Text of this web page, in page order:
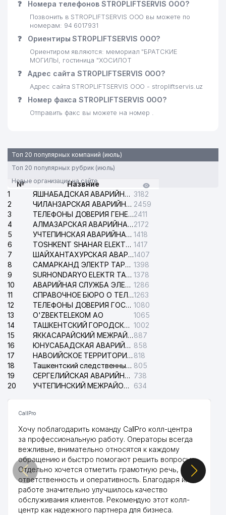
❓ Номера телефонов STROPLIFTSERVIS ООО?
Позвонить в STROPLIFTSERVIS ООО вы можете по
номерам: 94 6017931
❓ Ориентиры STROPLIFTSERVIS ООО?
Ориентиром являются: мемориал "БРАТСКИЕ
МОГИЛЫ, гостиница "ХОСИЛОТ
❓ Адрес сайта STROPLIFTSERVIS ООО?
Адрес сайта STROPLIFTSERVIS ООО - stropliftservis.uz
❓ Номер факса STROPLIFTSERVIS ООО?
Отправить факс вы можете на номер .
Топ 20 популярных компаний (июль)
Топ 20 популярных рубрик (июль)
Новые организации на сайте
№
Назвние
1
ЯШНАБАДСКАЯ АВАРИЙНАЯ СЛУЖБА ЭЛЕКТРОСЕТИ 3182
2
ЧИЛАНЗАРСКАЯ АВАРИЙНАЯ СЛУЖБА ЭЛЕКТРОСЕТИ 2459
3
ТЕЛЕФОНЫ ДОВЕРИЯ ГЕНЕРАЛЬНОЙ ПРОКУРАТУРЫ РЕСПУБЛИКИ УЗБЕКИСТАН2411
4
АЛМАЗАРСКАЯ АВАРИЙНАЯ СЛУЖБА ЭЛЕКТРОСЕТИ2172
5
УЧТЕПИНСКАЯ АВАРИЙНАЯ СЛУЖБА ЭЛЕКТРОСЕТИ 1418
6
TOSHKENT SHAHAR ELEKTR TARMOQLARI KORXONASI АО 1417
7
ШАЙХАНТАХУРСКАЯ АВАРИЙНАЯ СЛУЖБА ЭЛЕКТРОСЕТИ1407
8
САМАРКАНД ЭЛЕКТР ТАРМОКЛАРИ АО 1398
9
SURHONDARYO ELEKTR TARMOKLARI АО 1378
10
АВАРИЙНАЯ СЛУЖБА ЭЛЕКТРОСЕТИ ТАШКЕНТСКОГО РАЙОНА 1286
11
СПРАВОЧНОЕ БЮРО О ТЕЛЕФОНАХ ОРГАНИЗАЦИЙ г. ТАШКЕНТА1263
12
ТЕЛЕФОНЫ ДОВЕРИЯ ГОСУДАРСТВЕННОГО ЦЕНТРА ТЕСТИРОВАНИЯ 1080
13
O'ZBEKTELEKOM АО
1065
14
ТАШКЕНТСКИЙ ГОРОДСКОЙ СУД ПО ГРАЖДАНСКИМ ДЕЛАМ 1002
15
ЯККАСАРАЙСКИЙ МЕЖРАЙОННЫЙ СУД ПО ГРАЖДАНСКИМ ДЕЛАМ887
16
ЮНУСАБАДСКАЯ АВАРИЙНАЯ СЛУЖБА ЭЛЕКТРОСЕТИ 858
17
НАВОИЙСКОЕ ТЕРРИТОРИАЛЬНОЕ ПРЕДПРИЯТИЕ ЭЛЕКТРОСЕТИ АО 818
18
Ташкентский следственный изолятор 805
19
СЕРГЕЛИЙСКАЯ АВАРИЙНАЯ СЛУЖБА ЭЛЕКТРОСЕТИ 738
20
УЧТЕПИНСКИЙ МЕЖРАЙОННЫЙ СУД ПО ГРАЖДАНСКИМ ДЕЛАМ 634
CallPro
Хочу поблагодарить команду CallPro колл-центра
за профессиональную работу. Операторы всегда
вежливые, внимательно относятся к каждому
обращению и быстро помогают решить вопросы.
Отдельно хочется отметить грамотную речь,
ответственность и оперативность. Благодаря их
работе значительно улучшилось качество
обслуживания клиентов. Рекомендую этот колл-
центр как надежного партнера для бизнеса.